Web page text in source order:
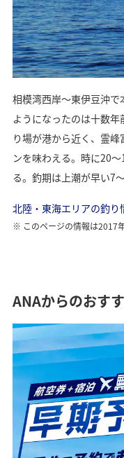
相模湾西岸～東伊豆沖で
ようになったのは十数
り場が港から近く、霊
ンを味わえる。時に20
る。釣期は上潮が早い7
北陸・東海エリアの釣り
このページの情報は2017
ANAからのおす